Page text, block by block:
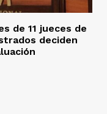
de 11 jueces de
deciden